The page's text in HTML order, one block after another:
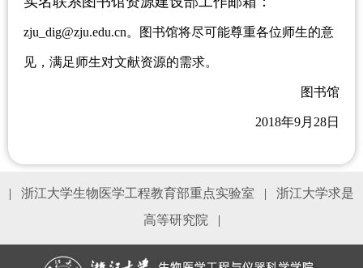
zju_dig@zju.edu.cn。图书馆将尽可能尊重各位师生的意
见，满足师生对文献资源的需求。
图书馆
2018年9月28日
| 浙江大学生物医学工程教育部重点实验室 |
浙江大学求是
高等研究院
|